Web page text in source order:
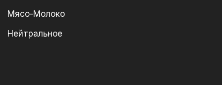
Мясо-Молоко
Нейтральное